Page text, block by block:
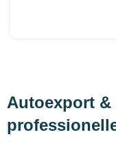
Autoexport &